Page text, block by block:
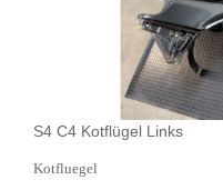
S4 C4 Kotflügel Links
Kotfluegel